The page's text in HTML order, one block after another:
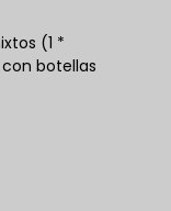
(1 *
botellas